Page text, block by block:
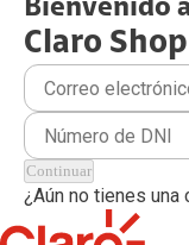
Bienvenido
Claro Shop
Continuar
¿Aún no tienes una